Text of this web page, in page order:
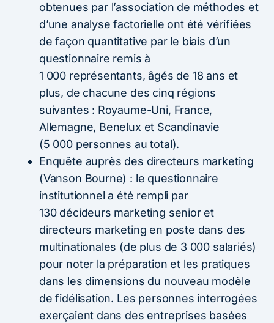
obtenues par l’association de méthodes et
d’une analyse factorielle ont été vérifiées
de façon quantitative par le biais d’un
questionnaire remis à
1 000 représentants, âgés de 18 ans et
plus, de chacune des cinq régions
suivantes : Royaume-Uni, France,
Allemagne, Benelux et Scandinavie
(5 000 personnes au total).
Enquête auprès des directeurs marketing
(Vanson Bourne) : le questionnaire
institutionnel a été rempli par
130 décideurs marketing senior et
directeurs marketing en poste dans des
multinationales (de plus de 3 000 salariés)
pour noter la préparation et les pratiques
dans les dimensions du nouveau modèle
de fidélisation. Les personnes interrogées
exerçaient dans des entreprises basées